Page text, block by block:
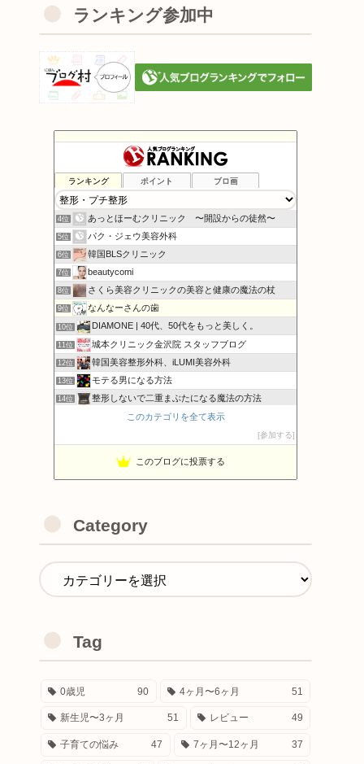
ランキング参加中
ランキング ポイント ブロ画
若様は整形男子 -男37歳の挑戦！-
3位 鼻を高くする方法
4位 あっとほーむクリニック 〜開設からの徒然〜
5位 パク・ジェウ美容外科
6位 韓国BLSクリニック
7位 beautycomi
8位 さくら美容クリニックの美容と健康の魔法の杖
9位 なんなーさんの歯
10位 DIAMONE | 40代、50代をもっと美しく。
11位 城本クリニック金沢院 スタッフブログ
12位 韓国美容整形外科、iLUMI美容外科
13位 モテる男になる方法
14位 整形しないで二重まぶたになる魔法の方法
真・無形の器このカテゴリを全て表示
参加する
このブログに投票する
Category
Tag
0歳児 90 4ヶ月〜6ヶ月 51
新生児〜3ヶ月 51 レビュー 49
子育ての悩み 47 7ヶ月〜12ヶ月 37